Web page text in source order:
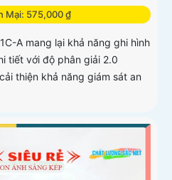
Mại: 575,000 ₫
A mang lại khả năng ghi hình
tiết với độ phân giải 2.0
thiện khả năng giám sát an